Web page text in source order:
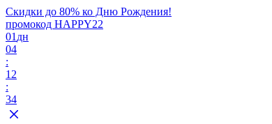
Скидки до 80% ко Дню Рождения!
промокод HAPPY22
01 дн
04
:
12
:
34